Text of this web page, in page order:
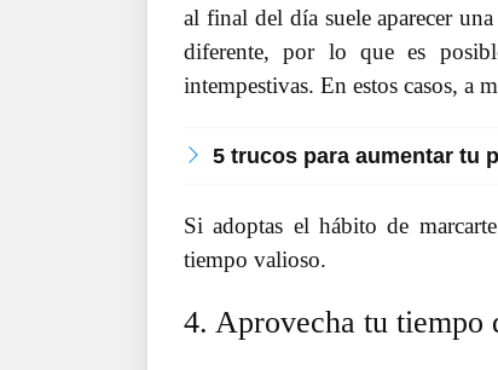
al final del día suele aparecer
diferente, por lo que es
intempestivas. En estos casos, a
5 trucos para aumentar tu
Si adoptas el hábito de
tiempo valioso.
4. Aprovecha tu tiempo